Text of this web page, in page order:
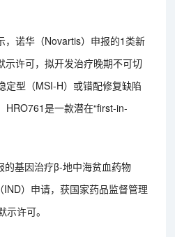
，诺华（Novartis）申报的1类新
示许可，拟开发治疗晚期不可切
定型（MSI-H）或错配修复缺陷
HRO761是一款潜在“first-in-
基因治疗β-地中海贫血药物
）申请，获国家药品监督管理
许可。